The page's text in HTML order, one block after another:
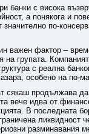
банки с висока
а понякога и
по-
важен фактор –
на групата.
с реална
особено на по-
сякаш продължава
вече идва от
В последната
ликвидност
разминавания